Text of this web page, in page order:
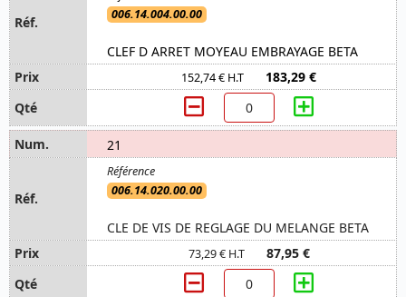
006.14.004.00.00
CLEF D ARRET MOYEAU EMBRAYAGE BETA
152,74 € H.T 183,29 €
21
006.14.020.00.00
CLE DE VIS DE REGLAGE DU MELANGE BETA
73,29 € H.T 87,95 €